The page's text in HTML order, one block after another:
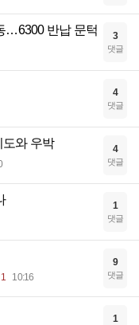
…6300 반납 문턱 3
댓글
4
댓글
도와 우박 4
댓글
1
댓글
10:16
9
댓글
1